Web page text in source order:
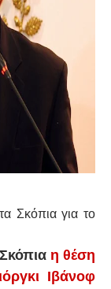
Σκόπια για το
η θέση
Ιβάνοφ